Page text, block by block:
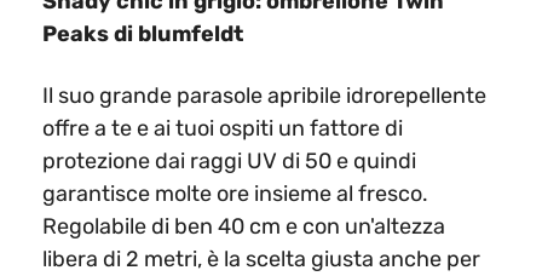
Peaks di blumfeldt
Il suo grande parasole apribile idrorepellente
offre a te e ai tuoi ospiti un fattore di
protezione dai raggi UV di 50 e quindi
garantisce molte ore insieme al fresco.
Regolabile di ben 40 cm e con un'altezza
libera di 2 metri, è la scelta giusta anche per